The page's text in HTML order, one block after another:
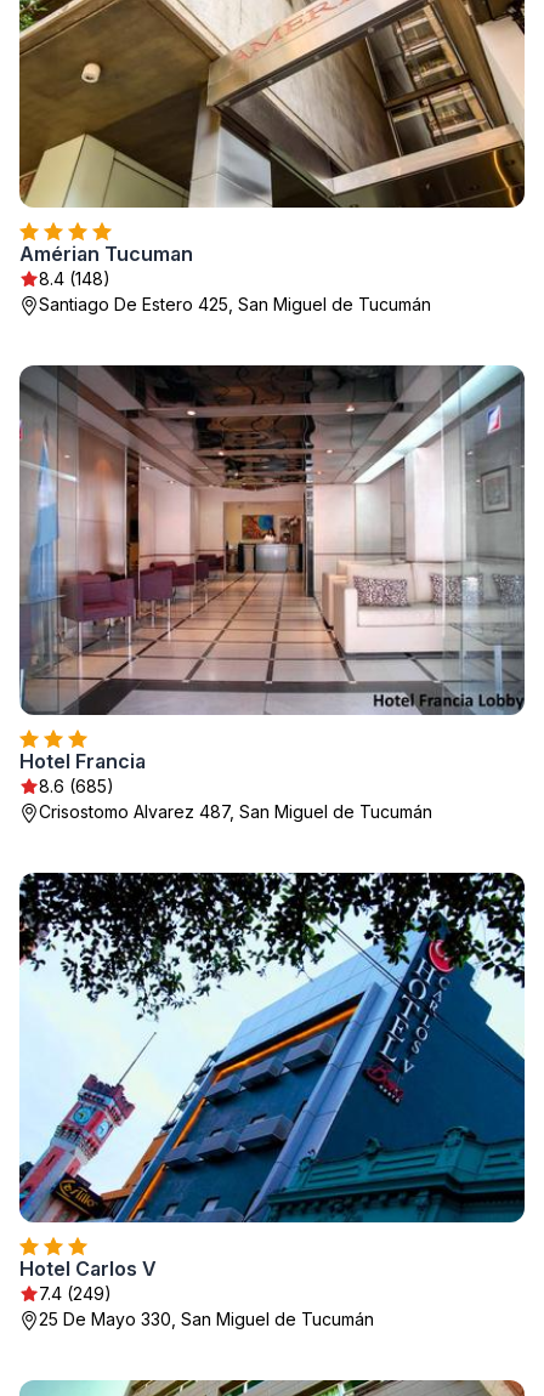
Amérian Tucuman
8.4 (148)
Santiago De Estero 425, San Miguel de Tucumán
Hotel Francia
8.6 (685)
Crisostomo Alvarez 487, San Miguel de Tucumán
Hotel Carlos V
7.4 (249)
25 De Mayo 330, San Miguel de Tucumán